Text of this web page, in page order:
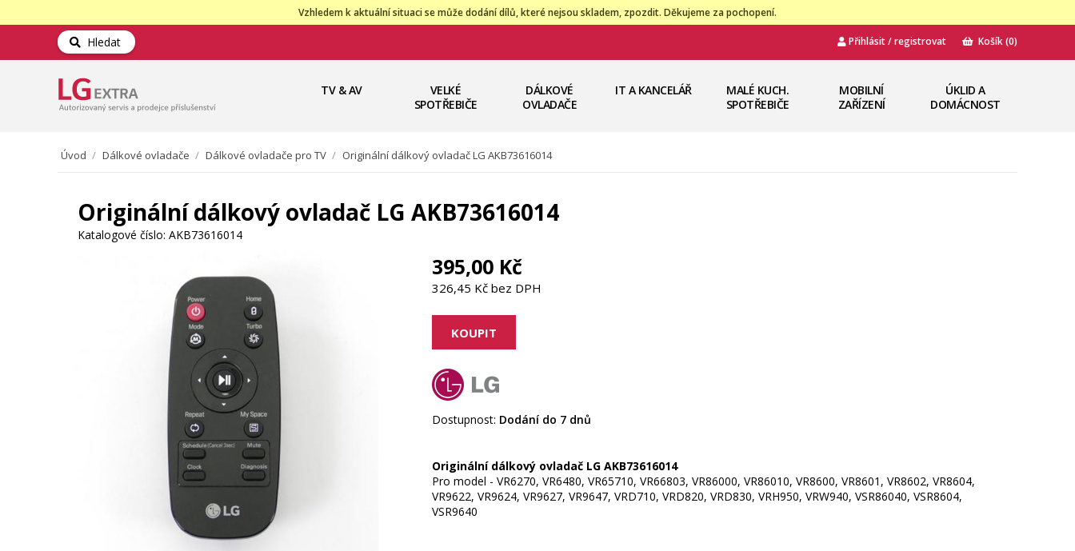
Vzhledem k aktuální situaci se může dodání dílů, které nejsou skladem, zpozdit. Děkujeme za pochopení.
Hledat Přihlásit / registrovat Košík(0)
TV & AV
VELKÉ
SPOTŘEBIČE
DÁLKOVÉ
OVLADAČE
IT A KANCELÁŘ
MALÉ KUCH.
SPOTŘEBIČE
MOBILNÍ
ZAŘÍZENÍ
ÚKLID A
DOMÁCNOST
Úvod / Dálkové ovladače / Dálkové ovladače pro TV / Originální dálkový ovladač LG AKB73616014
Originální dálkový ovladač LG AKB73616014
Katalogové číslo: AKB73616014
395,00 Kč
326,45 Kč bez DPH
Dostupnost: Dodání do 7 dnů
Originální dálkový ovladač LG AKB73616014
Pro model - VR6270, VR6480, VR65710, VR66803, VR86000, VR86010, VR8600, VR8601, VR8602, VR8604,
VR9622, VR9624, VR9627, VR9647, VRD710, VRD820, VRD830, VRH950, VRW940, VSR86040, VSR8604,
VSR9640